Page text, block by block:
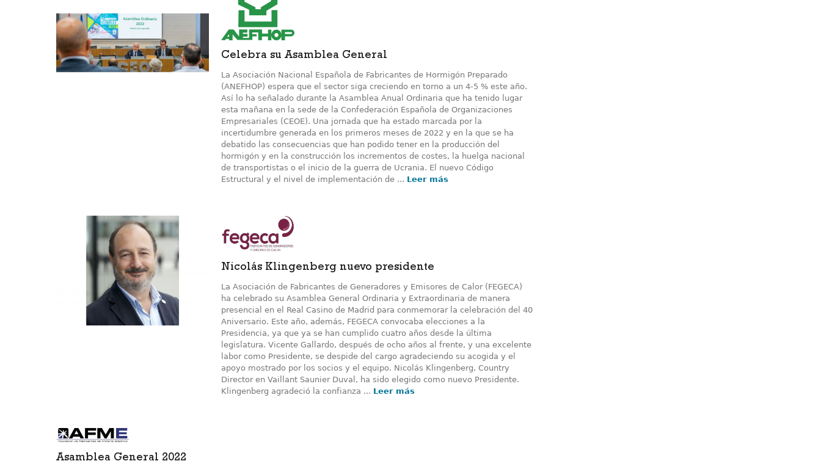
Celebra su Asamblea General
La Asociación Nacional Española de Fabricantes de Hormigón Preparado
(ANEFHOP) espera que el sector siga creciendo en torno a un 4-5 % este año.
Así lo ha señalado durante la Asamblea Anual Ordinaria que ha tenido lugar
esta mañana en la sede de la Confederación Española de Organizaciones
Empresariales (CEOE). Una jornada que ha estado marcada por la
incertidumbre generada en los primeros meses de 2022 y en la que se ha
debatido las consecuencias que han podido tener en la producción del
hormigón y en la construcción los incrementos de costes, la huelga nacional
de transportistas o el inicio de la guerra de Ucrania. El nuevo Código
Estructural y el nivel de implementación de ... Leer más
Nicolás Klingenberg nuevo presidente
La Asociación de Fabricantes de Generadores y Emisores de Calor (FEGECA)
ha celebrado su Asamblea General Ordinaria y Extraordinaria de manera
presencial en el Real Casino de Madrid para conmemorar la celebración del 40
Aniversario. Este año, además, FEGECA convocaba elecciones a la
Presidencia, ya que ya se han cumplido cuatro años desde la última
legislatura. Vicente Gallardo, después de ocho años al frente, y una excelente
labor como Presidente, se despide del cargo agradeciendo su acogida y el
apoyo mostrado por los socios y el equipo. Nicolás Klingenberg, Country
Director en Vaillant Saunier Duval, ha sido elegido como nuevo Presidente.
Klingenberg agradeció la confianza ... Leer más
Asamblea General 2022